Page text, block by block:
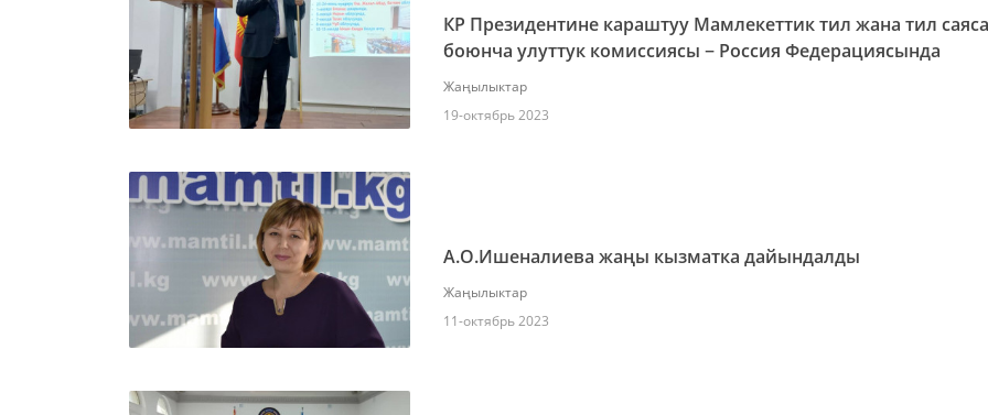
КР Президентине караштуу Мамлекеттик тил жана тил
боюнча улуттук комиссиясы − Россия Федерациясында
Жаңылыктар
19-октябрь 2023
А.О.Ишеналиева жаңы кызматка дайындалды
Жаңылыктар
11-октябрь 2023